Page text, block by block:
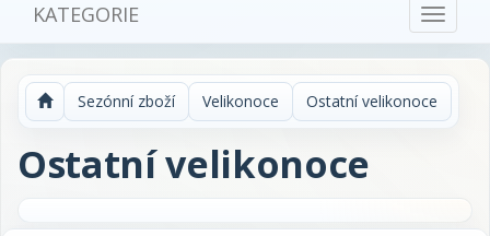
Toggle
KATEGORIE
Sezónní zboží Velikonoce Ostatní velikonoce
Ostatní velikonoce